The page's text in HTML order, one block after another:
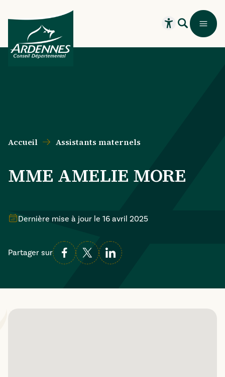
Recherche
Ouvrir leMenu
Accueil Assistants maternels
MME AMELIE MORE
Dernière mise à jour le 16 avril 2025
Partager sur